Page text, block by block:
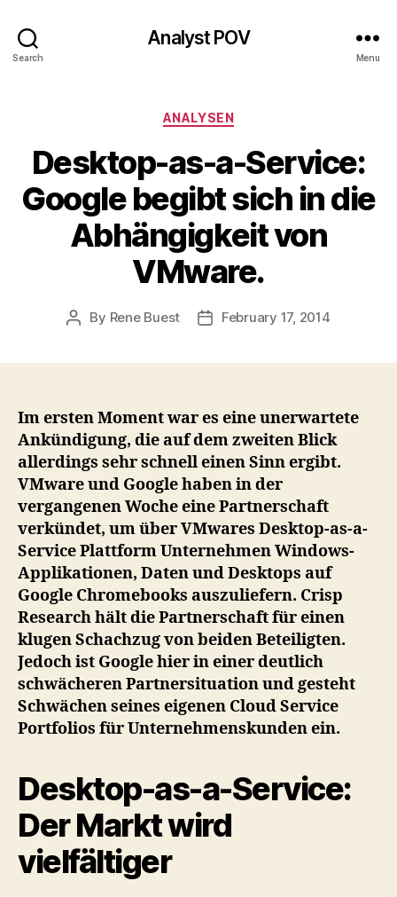
Search
Analyst POV
Menu
Categories
ANALYSEN
Desktop-as-a-Service:
Google begibt sich in die
Abhängigkeit von
VMware.
Post
By Rene Buest
PostFebruary 17, 2014
Im ersten Moment war es eine unerwartete
Ankündigung, die auf dem zweiten Blick
allerdings sehr schnell einen Sinn ergibt.
VMware und Google haben in der
vergangenen Woche eine Partnerschaft
verkündet, um über VMwares Desktop-as-a-
Service Plattform Unternehmen Windows-
Applikationen, Daten und Desktops auf
Google Chromebooks auszuliefern. Crisp
Research hält die Partnerschaft für einen
klugen Schachzug von beiden Beteiligten.
Jedoch ist Google hier in einer deutlich
schwächeren Partnersituation und gesteht
Schwächen seines eigenen Cloud Service
Portfolios für Unternehmenskunden ein.
Desktop-as-a-Service:
Der Markt wird
vielfältiger